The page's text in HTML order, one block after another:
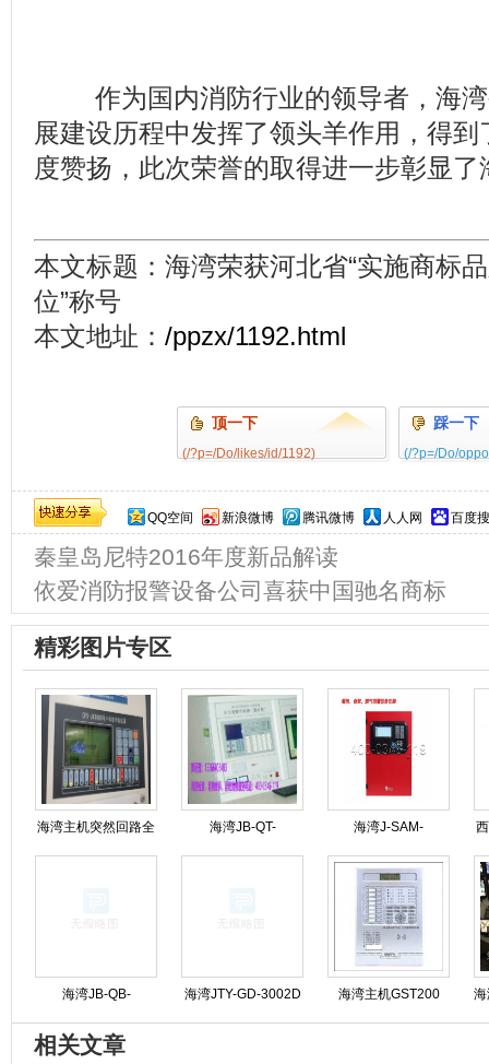
作为国内消防行业的领导者，海湾
展建设历程中发挥了领头羊作用，得
度赞扬，此次荣誉的取得进一步彰显
本文标题：海湾荣获河北省“实施商标
位”称号
本文地址： /ppzx/1192.html
顶一下
(/?p=/Do/likes/id/1192)
踩一下
(/?p=/Do/
QQ空间 新浪微博 腾讯微博 人人网 百度
秦皇岛尼特2016年度新品解读
依爱消防报警设备公司喜获中国驰名商标
精彩图片专区
海湾主机突然回路全
线报警可能是什么原
海湾JB-QT-
GST9000H火灾报警
海湾J-SAM-
GST9116火灾报警按
钮修理
海湾JB-QB-
GST5000消防主机操
作步骤规程
海湾JTY-GD-3002D
烟感维护保养
海湾主机GST200
GST500 GST5000
相关文章